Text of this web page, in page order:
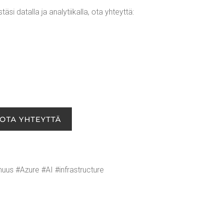
datal­la ja ana­ly­tii­kal­la, ota yhteyt­tä:
OTA YHTEYT­TÄ
#Azu­re #AI #infra­struc­tu­re